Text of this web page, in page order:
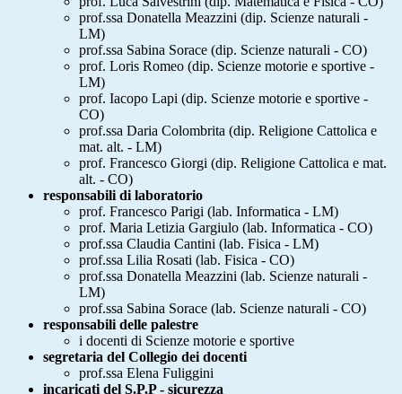
prof.ssa Donatella Meazzini (dip. Scienze naturali -
LM)
prof.ssa Sabina Sorace (dip. Scienze naturali - CO)
prof. Loris Romeo (dip. Scienze motorie e sportive -
LM)
prof. Iacopo Lapi (dip. Scienze motorie e sportive -
CO)
prof.ssa Daria Colombrita (dip. Religione Cattolica e
mat. alt. - LM)
prof. Francesco Giorgi (dip. Religione Cattolica e mat.
alt. - CO)
responsabili di laboratorio
prof. Francesco Parigi (lab. Informatica - LM)
prof. Maria Letizia Gargiulo (lab. Informatica - CO)
prof.ssa Claudia Cantini (lab. Fisica - LM)
prof.ssa Lilia Rosati (lab. Fisica - CO)
prof.ssa Donatella Meazzini (lab. Scienze naturali -
LM)
prof.ssa Sabina Sorace (lab. Scienze naturali - CO)
responsabili delle palestre
i docenti di Scienze motorie e sportive
segretaria del Collegio dei docenti
prof.ssa Elena Fuliggini
incaricati del S.P.P - sicurezza